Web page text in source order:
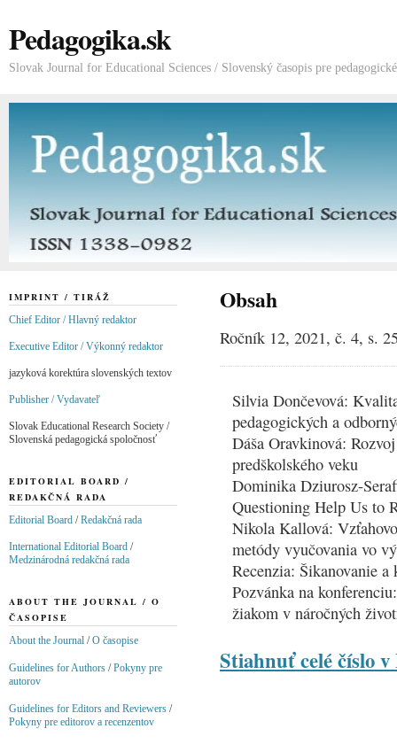
Pedagogika.sk
Slovak Journal for Educational Sciences / Slovenský časopis pre
Obsah
Ročník 12, 2021, č. 4, s.
Silvia Dončevová:
pedagogických a
Dáša Oravkinová:
predškolského veku
Dominika Dziurosz-
Questioning Help Us to
Nikola Kallová:
metódy vyučovania vo
Recenzia: Šikanovanie
Pozvánka na
žiakom v náročných
Stiahnuť celé číslo v
IMPRINT / TIRÁŽ
Chief Editor / Hlavný redaktor
Executive Editor / Výkonný redaktor
jazyková korektúra slovenských textov
Publisher / Vydavateľ
Slovak Educational Research Society /
Slovenská pedagogická spoločnosť
EDITORIAL BOARD /
REDAKČNÁ RADA
Editorial Board /Redakčná rada
International Editorial Board /
Medzinárodná redakčná rada
ABOUT THE JOURNAL / O
ČASOPISE
About the Journal /O časopise
Guidelines for Authors /Pokyny pre
autorov
Guidelines for Editors and Reviewers /
Pokyny pre editorov a recenzentov